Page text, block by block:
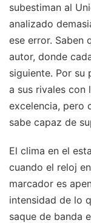
subestiman al
analizado
ese error. Saben
autor, donde
siguiente. Por su
a sus rivales con
excelencia, pero
sabe capaz de
El clima en el
cuando el reloj
marcador es
intensidad de lo
saque de banda